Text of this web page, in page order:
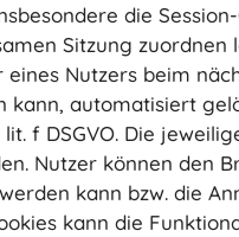
die
Sitzung zuordnen
Nutzers beim
automatisiert
f DSGVO. Die
Nutzer können den
kann bzw. die
kann die